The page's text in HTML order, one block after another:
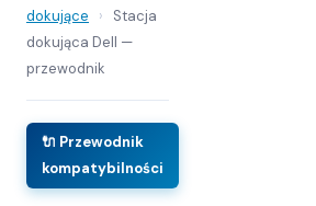
dokujące
›
Stacja
dokująca Dell —
przewodnik
🔌 Przewodnik
kompatybilności